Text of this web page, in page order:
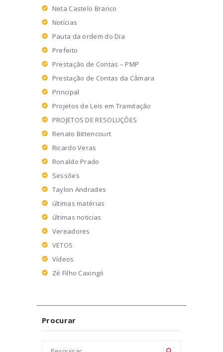
Neta Castelo Branco
Notícias
Pauta da ordem do Dia
Prefeito
Prestação de Contas – PMP
Prestação de Contas da Câmara
Principal
Projetos de Leis em Tramitação
PROJETOS DE RESOLUÇÕES
Renato Bittencourt
Ricardo Veras
Ronaldo Prado
Sessões
Taylon Andrades
últimas matérias
últimas noticias
Vereadores
VETOS
Vídeos
Zé Filho Caxingó
Procurar